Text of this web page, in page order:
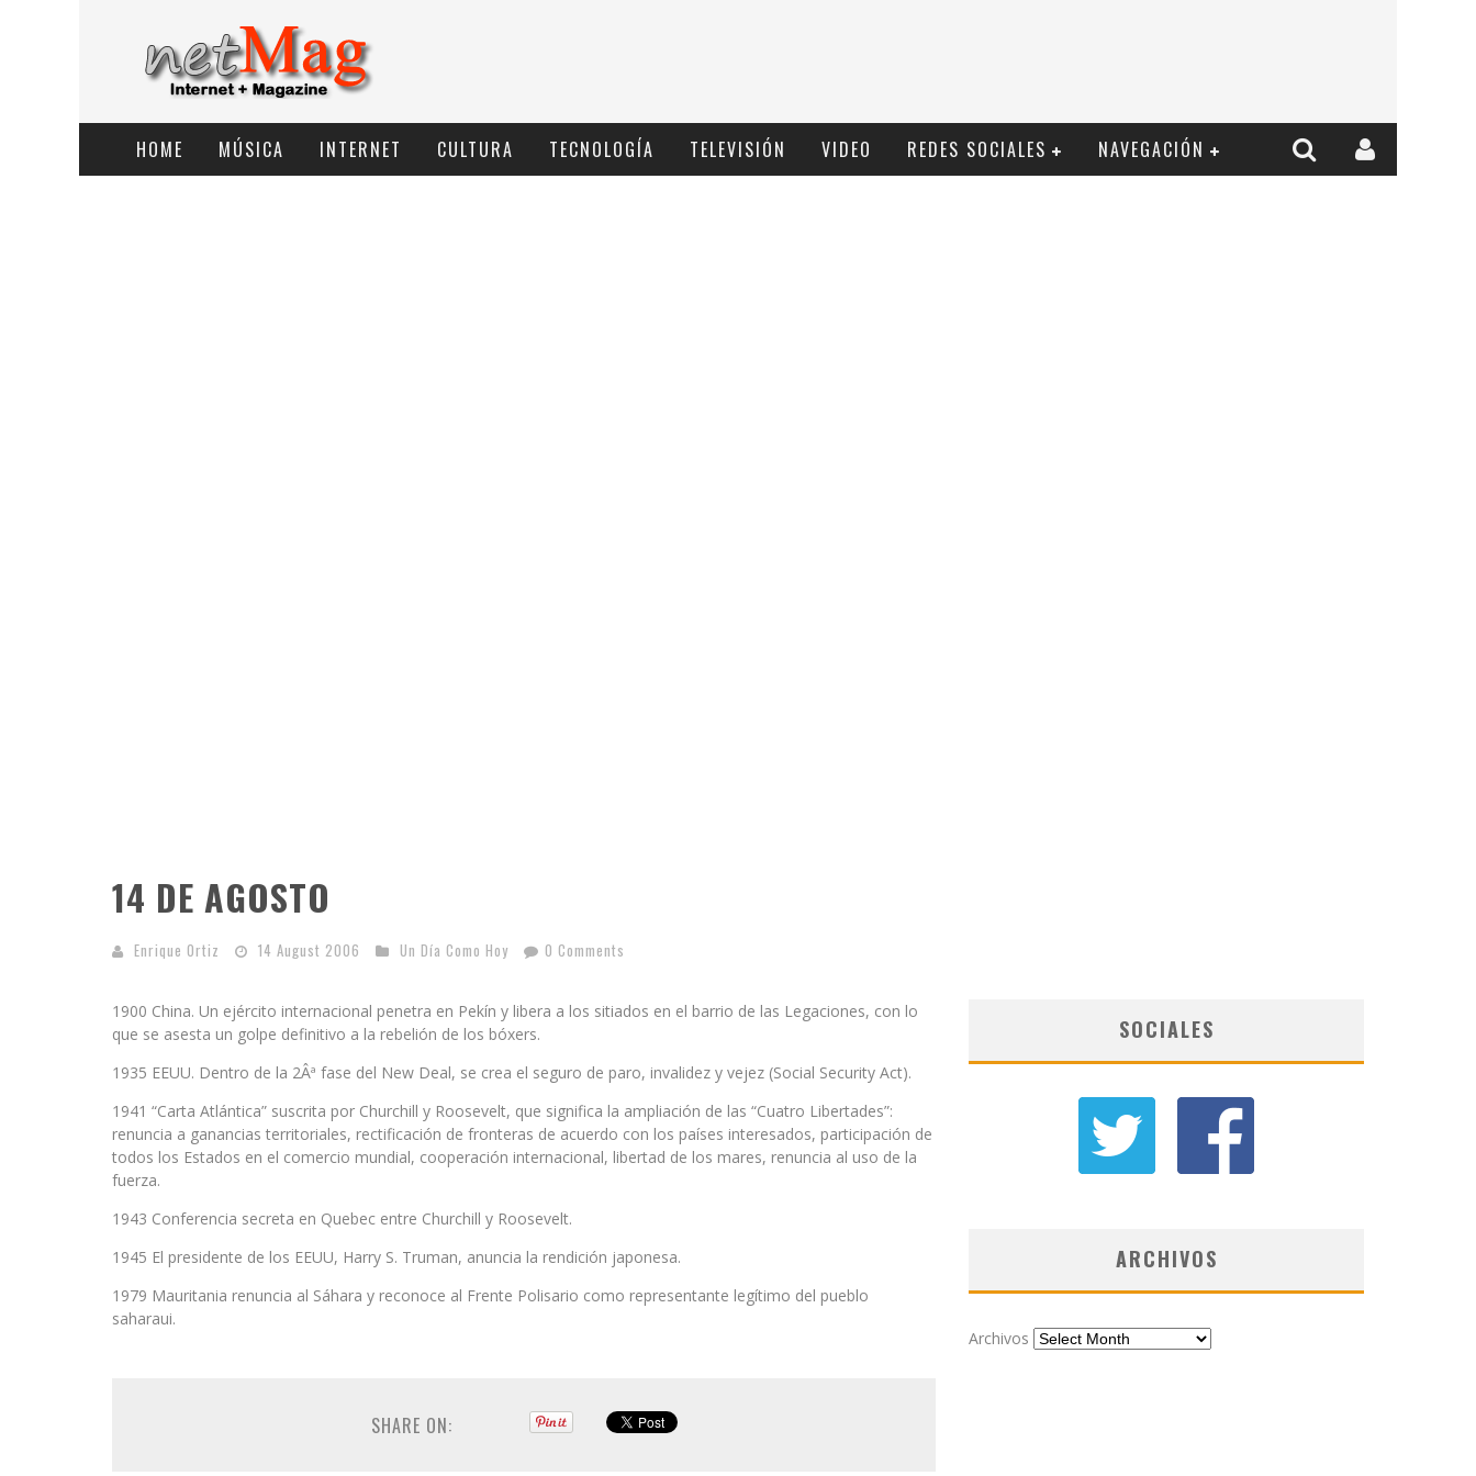
HOME MÚSICA INTERNET CULTURA TECNOLOGÍ­A TELEVISIÓN VIDEO REDES SOCIALES NAVEGACIÓN
14 DE AGOSTO
Enrique Ortiz 14 August 2006 Un Día Como Hoy 0 Comments
1900 China. Un ejército internacional penetra en Pekín y libera a los sitiados en el barrio de las Legaciones, con lo
que se asesta un golpe definitivo a la rebelión de los bóxers.
1935 EEUU. Dentro de la 2Âª fase del New Deal, se crea el seguro de paro, invalidez y vejez (Social Security Act).
1941 “Carta Atlántica” suscrita por Churchill y Roosevelt, que significa la ampliación de las “Cuatro Libertades”:
renuncia a ganancias territoriales, rectificación de fronteras de acuerdo con los países interesados, participación de
todos los Estados en el comercio mundial, cooperación internacional, libertad de los mares, renuncia al uso de la
fuerza.
1943 Conferencia secreta en Quebec entre Churchill y Roosevelt.
1945 El presidente de los EEUU, Harry S. Truman, anuncia la rendición japonesa.
1979 Mauritania renuncia al Sáhara y reconoce al Frente Polisario como representante legítimo del pueblo
saharaui.
SHARE ON:
SOCIALES
ARCHIVOS
Archivos